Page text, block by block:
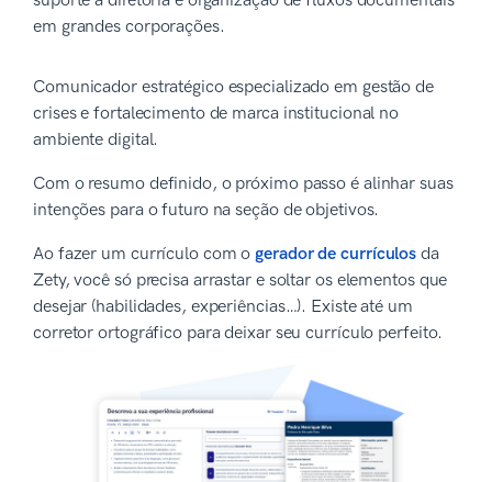
em grandes corporações.
Comunicador estratégico especializado em gestão de
crises e fortalecimento de marca institucional no
ambiente digital.
Com o resumo definido, o próximo passo é alinhar suas
intenções para o futuro na seção de objetivos.
Ao fazer um currículo com ogerador de currículos da
Zety, você só precisa arrastar e soltar os elementos que
desejar (habilidades, experiências…). Existe até um
corretor ortográfico para deixar seu currículo perfeito.